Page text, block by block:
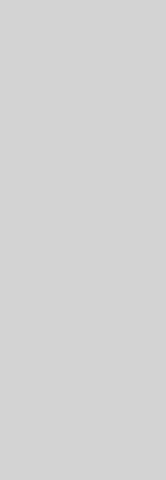
האתר מסקר את
בכדורסל ,